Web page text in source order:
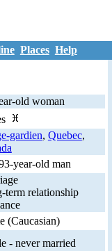
Places Help
old woman
gardien, Quebec,
year-old man
term relationship
(Caucasian)
- never married